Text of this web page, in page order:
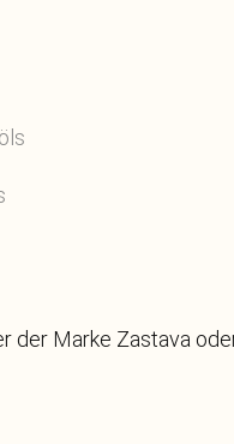
der Marke Zastava